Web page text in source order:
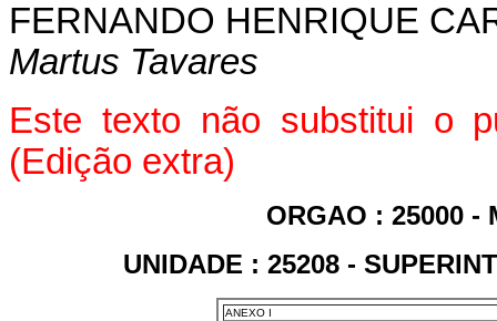
FERNANDO HENRIQUE
Martus Tavares
Este texto não substitui o
(Edição extra)
ORGAO : 25000 -
UNIDADE : 25208 -
ANEXO I